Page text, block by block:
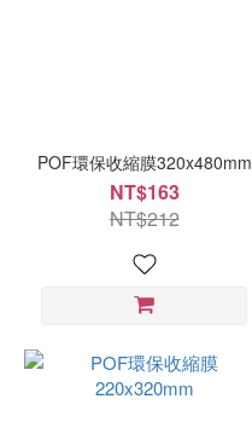
POF環保收縮膜320x480mm
NT$163
NT$212